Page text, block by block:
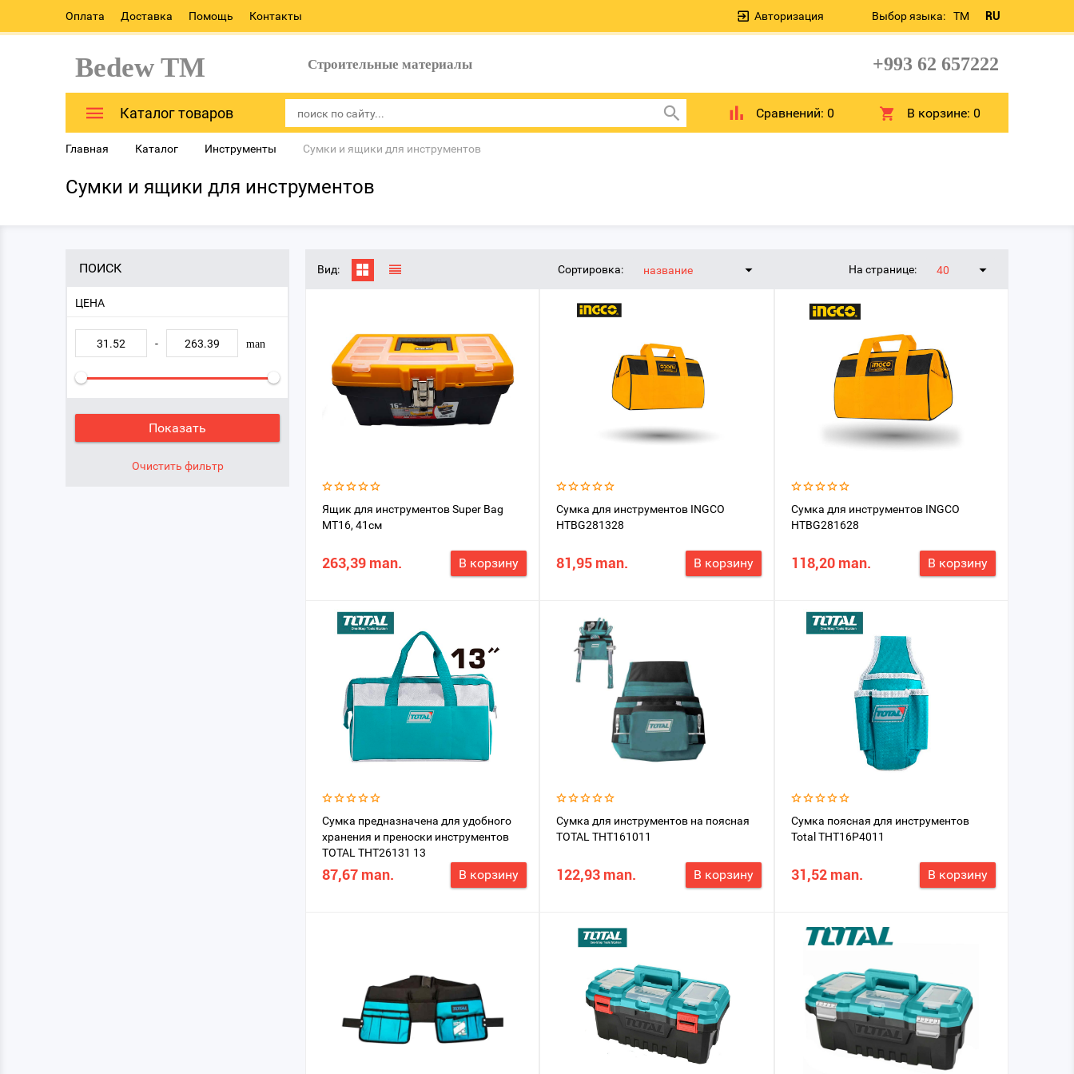
Оплата Доставка Помощь Контакты Выбор языка: TM RU
Авторизация
Bedew TM Строительные материалы +993 62 657222
Каталог товаров Сравнений: 0 В корзине:0
Главная Каталог Инструменты Сумки и ящики для инструментов
Сумки и ящики для инструментов
ПОИСК
ЦЕНА
-
Вид: Сортировка: название На странице: 40
Ящик для инструментов Super Bag
MT16, 41см
263,39 man. В корзину
Сумка для инструментов INGCO
HTBG281328
81,95 man. В корзину
Сумка для инструментов INGCO
HTBG281628
118,20 man. В корзину
Сумка предназначена для удобного
хранения и преноски инструментов
TOTAL THT26131 13
87,67 man. В корзину
Сумка для инструментов на поясная
TOTAL THT161011
122,93 man. В корзину
Сумка поясная для инструментов
Total THT16P4011
31,52 man. В корзину